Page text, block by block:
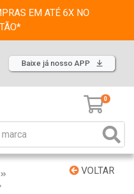
EM ATÉ 6X NO
Baixe já nosso APP
0
VOLTAR